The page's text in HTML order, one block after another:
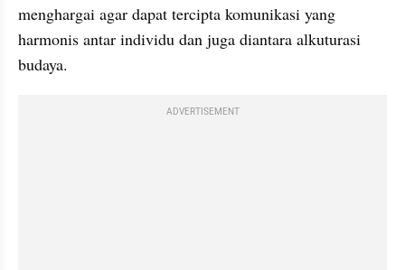
menghargai agar dapat tercipta komunikasi yang
harmonis antar individu dan juga diantara alkuturasi
budaya.
ADVERTISEMENT